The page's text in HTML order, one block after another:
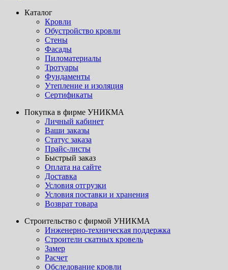
Каталог
Кровли
Обустройство кровли
Стены
Фасады
Пиломатериалы
Тротуары
Фундаменты
Утепление и изоляция
Сертификаты
Покупка в фирме УНИКМА
Личный кабинет
Ваши заказы
Статус заказа
Прайс-листы
Быстрый заказ
Оплата на сайте
Доставка
Условия отгрузки
Условия поставки и хранения
Возврат товара
Строительство с фирмой УНИКМА
Инженерно-техническая поддержка
Строители скатных кровель
Замер
Расчет
Обследование кровли